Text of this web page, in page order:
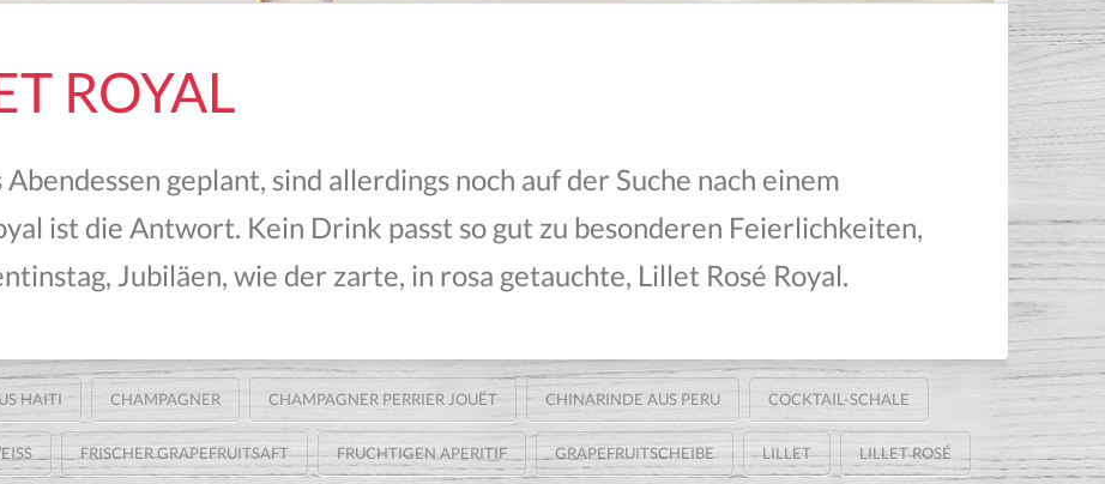
ROYAL
geplant, sind allerdings noch auf der Suche nach einem
ist die Antwort. Kein Drink passt so gut zu besonderen Feierlichkeiten,
Jubiläen, wie der zarte, in rosa getauchte, Lillet Rosé Royal.
HAITI CHAMPAGNER CHAMPAGNER PERRIER JOUËT CHINARINDE AUS PERU COCKTAIL-SCHALE
FRISCHER GRAPEFRUITSAFT FRUCHTIGEN APERITIF GRAPEFRUITSCHEIBE LILLET LILLET ROSÉ